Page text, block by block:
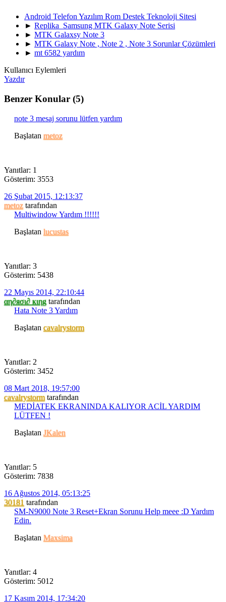
Android Telefon Yazılım Rom Destek Teknoloji Sitesi
► Replika Samsung MTK Galaxy Note Serisi
► MTK Galaxsy Note 3
► MTK Galaxy Note , Note 2 , Note 3 Sorunlar Çözümleri
► mt 6582 yardım
Kullanıcı Eylemleri
Yazdır
Benzer Konular (5)
note 3 mesaj sorunu lütfen yardım
Başlatan metoz
Yanıtlar: 1
Gösterim: 3553
26 Şubat 2015, 12:13:37
metoz tarafından
Multiwindow Yardım !!!!!!
Başlatan lucustas
Yanıtlar: 3
Gösterim: 5438
22 Mayıs 2014, 22:10:44
αη∂яσι∂ кιηg tarafından
Hata Note 3 Yardım
Başlatancavalrystorm
Yanıtlar: 2
Gösterim: 3452
08 Mart 2018, 19:57:00
cavalrystormtarafından
MEDİATEK EKRANINDA KALIYOR ACİL YARDIM
LÜTFEN !
Başlatan JKalen
Yanıtlar: 5
Gösterim: 7838
16 Ağustos 2014, 05:13:25
30181 tarafından
SM-N9000 Note 3 Reset+Ekran Sorunu Help meee :D Yardım
Edin.
Başlatan Maxsima
Yanıtlar: 4
Gösterim: 5012
17 Kasım 2014, 17:34:20